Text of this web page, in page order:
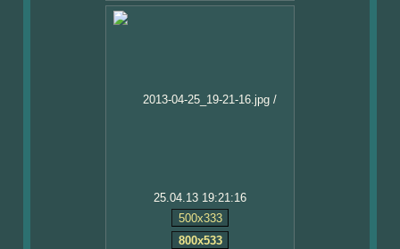
25.04.13 19:21:16
500x333
800x533